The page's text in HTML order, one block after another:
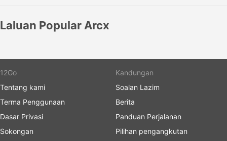
Laluan Popular Arcx
12Go
Tentang kami
Terma Penggunaan
Dasar Privasi
Sokongan
Kandungan
Soalan Lazim
Berita
Panduan Perjalanan
Pilihan pengangkutan